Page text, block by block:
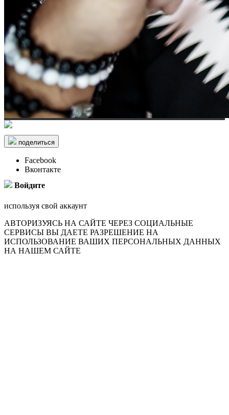
поделиться
Facebook
Вконтакте
Войдите
используя свой аккаунт
АВТОРИЗУЯСЬ НА САЙТЕ ЧЕРЕЗ СОЦИАЛЬНЫЕ
СЕРВИСЫ ВЫ ДАЕТЕ РАЗРЕШЕНИЕ НА
ИСПОЛЬЗОВАНИЕ ВАШИХ ПЕРСОНАЛЬНЫХ ДАННЫХ
НА НАШЕМ САЙТЕ